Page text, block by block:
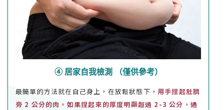
④ 居家自我檢測 （僅供參考）
最簡單的方法就在自己身上，在放鬆狀態下， 用手捏起肚臍
旁 2 公分的肉。如果捏起來的厚度明顯超過 2-3 公分，通